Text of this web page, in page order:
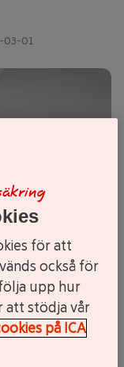
03-01
för att
också för
upp hur
att stödja vår
på ICA